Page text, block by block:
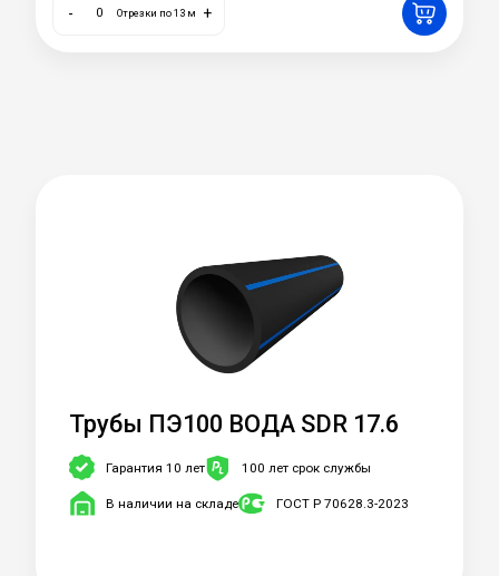
- Отрезки по 13 м +
Трубы ПЭ100 ВОДА SDR 17.6
Гарантия 10 лет 100 лет срок службы
В наличии на складе ГОСТ Р 70628.3-2023